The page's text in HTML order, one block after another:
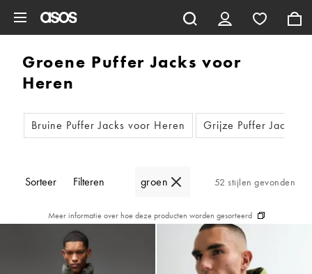
Groene Puffer Jacks voor
Heren
Bruine Puffer Jacks voor Heren Grijze Puffer Jacks
Sorteer Filteren groen 52 stijlen gevonden
Meer informatie over hoe deze producten worden gesorteerd